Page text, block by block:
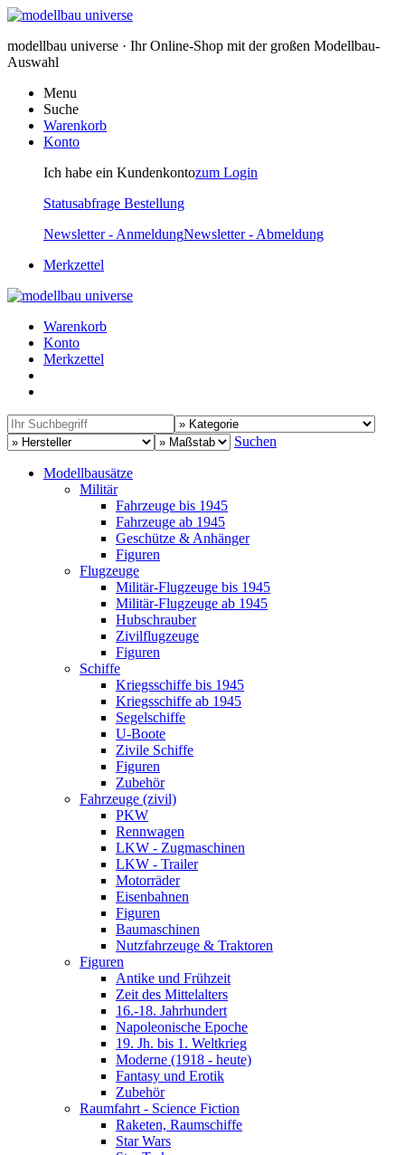
modellbau universe · Ihr Online-Shop mit der großen Modellbau-
Auswahl
Menu
Suche
Warenkorb
Konto
Ich habe ein Kundenkontozum Login
Statusabfrage Bestellung
Newsletter - AnmeldungNewsletter - Abmeldung
Merkzettel
Warenkorb
Konto
Merkzettel
Suchen
Modellbausätze
Militär
Fahrzeuge bis 1945
Fahrzeuge ab 1945
Geschütze & Anhänger
Figuren
Flugzeuge
Militär-Flugzeuge bis 1945
Militär-Flugzeuge ab 1945
Hubschrauber
Zivilflugzeuge
Figuren
Schiffe
Kriegsschiffe bis 1945
Kriegsschiffe ab 1945
Segelschiffe
U-Boote
Zivile Schiffe
Figuren
Zubehör
Fahrzeuge (zivil)
PKW
Rennwagen
LKW - Zugmaschinen
LKW - Trailer
Motorräder
Eisenbahnen
Figuren
Baumaschinen
Nutzfahrzeuge & Traktoren
Figuren
Antike und Frühzeit
Zeit des Mittelalters
16.-18. Jahrhundert
Napoleonische Epoche
19. Jh. bis 1. Weltkrieg
Moderne (1918 - heute)
Fantasy und Erotik
Zubehör
Raumfahrt - Science Fiction
Raketen, Raumschiffe
Star Wars